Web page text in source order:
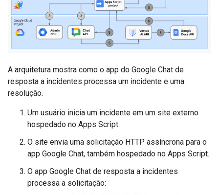
A arquitetura mostra como o app do Google Chat de
resposta a incidentes processa um incidente e uma
resolução.
Um usuário inicia um incidente em um site externo
hospedado no Apps Script.
O site envia uma solicitação HTTP assíncrona para o
app Google Chat, também hospedado no Apps Script.
O app Google Chat de resposta a incidentes
processa a solicitação: